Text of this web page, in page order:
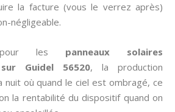
la facture (vous le verrez après)
négligeable.
pour les panneaux solaires
Guidel 56520, la production
nuit où quand le ciel est ombragé, ce
la rentabilité du dispositif quand on